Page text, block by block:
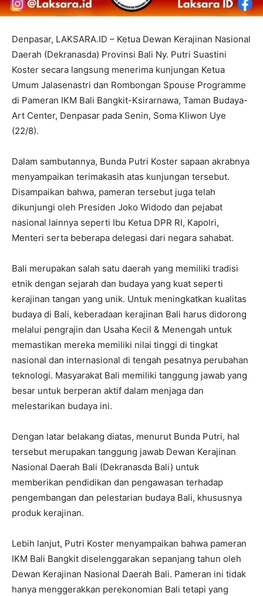
Denpasar, LAKSARA.ID – Ketua Dewan Kerajinan Nasional
Daerah (Dekranasda) Provinsi Bali Ny. Putri Suastini
Koster secara langsung menerima kunjungan Ketua
Umum Jalasenastri dan Rombongan Spouse Programme
di Pameran IKM Bali Bangkit-Ksirarnawa, Taman Budaya-
Art Center, Denpasar pada Senin, Soma Kliwon Uye
(22/8).
Dalam sambutannya, Bunda Putri Koster sapaan akrabnya
menyampaikan terimakasih atas kunjungan tersebut.
Disampaikan bahwa, pameran tersebut juga telah
dikunjungi oleh Presiden Joko Widodo dan pejabat
nasional lainnya seperti Ibu Ketua DPR RI, Kapolri,
Menteri serta beberapa delegasi dari negara sahabat.
Bali merupakan salah satu daerah yang memiliki tradisi
etnik dengan sejarah dan budaya yang kuat seperti
kerajinan tangan yang unik. Untuk meningkatkan kualitas
budaya di Bali, keberadaan kerajinan Bali harus didorong
melalui pengrajin dan Usaha Kecil & Menengah untuk
memastikan mereka memiliki nilai tinggi di tingkat
nasional dan internasional di tengah pesatnya perubahan
teknologi. Masyarakat Bali memiliki tanggung jawab yang
besar untuk berperan aktif dalam menjaga dan
melestarikan budaya ini.
Dengan latar belakang diatas, menurut Bunda Putri, hal
tersebut merupakan tanggung jawab Dewan Kerajinan
Nasional Daerah Bali (Dekranasda Bali) untuk
memberikan pendidikan dan pengawasan terhadap
pengembangan dan pelestarian budaya Bali, khususnya
produk kerajinan.
Lebih lanjut, Putri Koster menyampaikan bahwa pameran
IKM Bali Bangkit diselenggarakan sepanjang tahun oleh
Dewan Kerajinan Nasional Daerah Bali. Pameran ini tidak
hanya menggerakkan perekonomian Bali tetapi yang